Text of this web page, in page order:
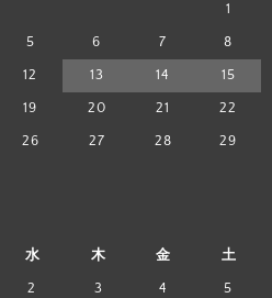
1
5 6 7 8
12 13 14 15
19 20 21 22
26 27 28 29
水 木 金 土
2 3 4 5